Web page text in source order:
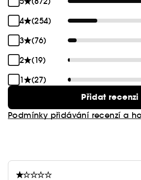
4
(254)
3
(76)
2
(19)
1
(27)
Přidat recenzi
Podmínky přidávání recenzí a